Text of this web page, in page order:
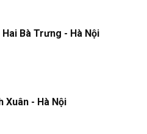
Bà Trưng - Hà Nội
Xuân - Hà Nội